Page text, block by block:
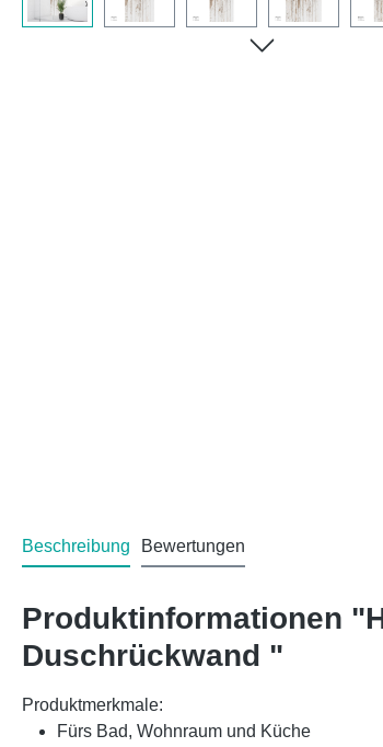
Beschreibung Bewertungen
Produktinformationen
Duschrückwand "
Produktmerkmale:
Fürs Bad, Wohnraum und Küche